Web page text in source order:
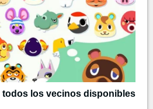
todos los vecinos disponibles